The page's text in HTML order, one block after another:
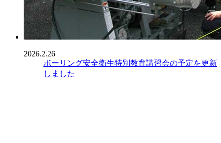
2026.2.26
ボーリング安全衛生特別教育講習会の予定を更新
しました